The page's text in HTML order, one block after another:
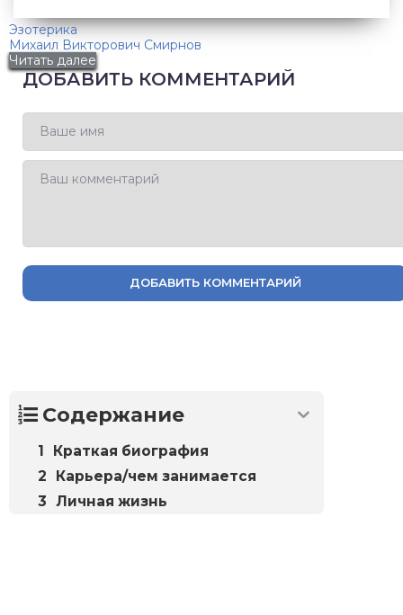
Эзотерика
Михаил Викторович Смирнов
Читать далее
ДОБАВИТЬ КОММЕНТАРИЙ
ДОБАВИТЬ КОММЕНТАРИЙ
Содержание
Краткая биография
Карьера/чем занимается
Личная жизнь